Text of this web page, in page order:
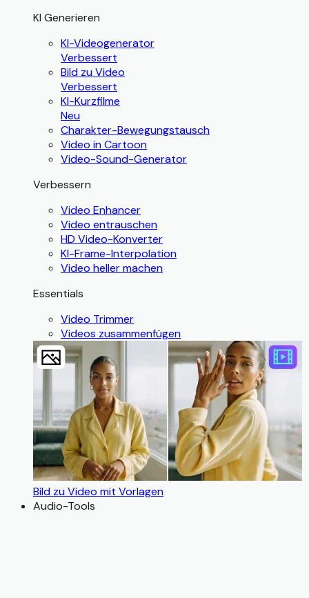
KI Generieren
KI-Videogenerator
Verbessert
Bild zu Video
Verbessert
KI-Kurzfilme
Neu
Charakter-Bewegungstausch
Video in Cartoon
Video-Sound-Generator
Verbessern
Video Enhancer
Video entrauschen
HD Video-Konverter
KI-Frame-Interpolation
Video heller machen
Essentials
Video Trimmer
Videos zusammenfügen
Bild zu Video mit Vorlagen
Audio-Tools